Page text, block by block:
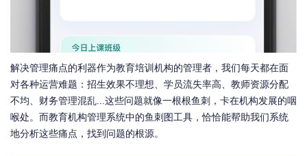
解决管理痛点的利器作为教育培训机构的管理者，我们每天都在面
对各种运营难题：招生效果不理想、学员流失率高、教师资源分配
不均、财务管理混乱...这些问题就像一根根鱼刺，卡在机构发展的咽
喉处。而教育机构管理系统中的鱼刺图工具，恰恰能帮助我们系统
地分析这些痛点，找到问题的根源。